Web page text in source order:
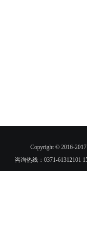
Copyright © 2016-
咨询热线：0371-61312101